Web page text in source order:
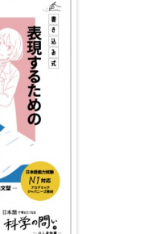
たい道を見つけるこ
いる、日本語レベル
躍したいと考えてい